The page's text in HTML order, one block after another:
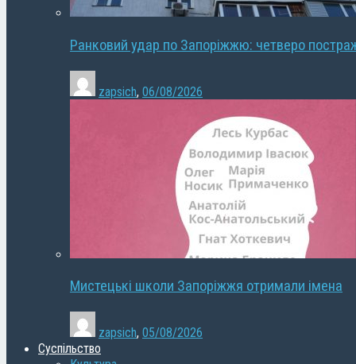
Ранковий удар по Запоріжжю: четверо
zapsich, 06/08/2026
Мистецькі школи Запоріжжя отримали імена
zapsich, 05/08/2026
Суспільство